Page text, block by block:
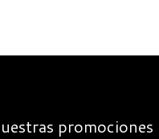
promociones